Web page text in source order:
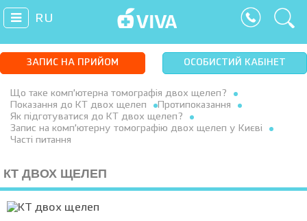
RU
ЗАПИС НА ПРИЙОМ ОСОБИСТИЙ КАБІНЕТ
Що таке комп’ютерна томографія двох щелеп?
Показання до КТ двох щелеп
Протипоказання
Як підготуватися до КТ двох щелеп?
Запис на комп’ютерну томографію двох щелеп у Києві
Часті питання
КТ ДВОХ ЩЕЛЕП